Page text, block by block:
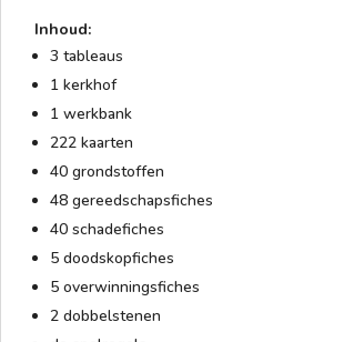
Inhoud:
3 tableaus
1 kerkhof
1 werkbank
222 kaarten
40 grondstoffen
48 gereedschapsfiches
40 schadefiches
5 doodskopfiches
5 overwinningsfiches
2 dobbelstenen